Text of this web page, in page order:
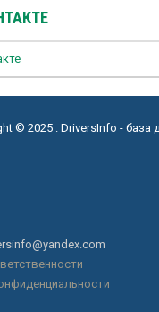
© 2025 . DriversInfo - база